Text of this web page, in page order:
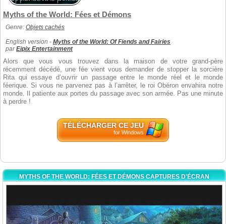
Myths of the World: Fées et Démons
Genre: Objets cachés
English version - Myths of the World: Of Fiends and Fairies
parEipix Entertainment
Alors que vous vous trouvez dans la maison de votre grand-père
récemment décédé, une fée vient vous demander de stopper la sorcière
Rita qui essaye d’ouvrir un passage entre le monde réel et le monde
féerique. Si vous ne parvenez pas à l’arrêter, le roi Obéron envahira notre
monde. Il patiente aux portes du passage avec son armée. Pas une minute
à perdre !
TÉLÉCHARGER CE JEU
for Windows
MYTHS OF THE WORLD: FÉES ET DÉMONS CAPTURES D'ÉCRAN